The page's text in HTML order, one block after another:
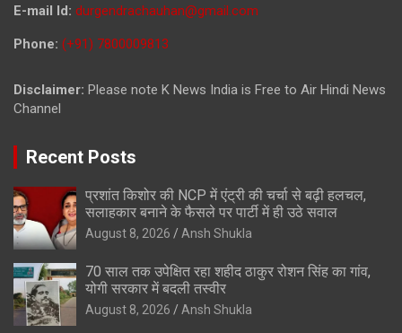
E-mail Id: durgendrachauhan@gmail.com
Phone: (+91) 7800009813
Disclaimer: Please note K News India is Free to Air Hindi News
Channel
Recent Posts
प्रशांत किशोर की NCP में एंट्री की चर्चा से बढ़ी हलचल,
सलाहकार बनाने के फैसले पर पार्टी में ही उठे सवाल
August 8, 2026 Ansh Shukla
70 साल तक उपेक्षित रहा शहीद ठाकुर रोशन सिंह का गांव,
योगी सरकार में बदली तस्वीर
August 8, 2026 Ansh Shukla